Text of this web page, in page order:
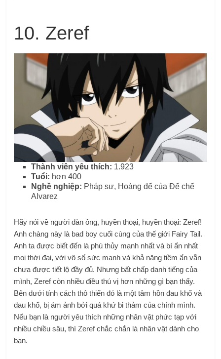
10. Zeref
Thành viên yêu thích: 1.923
Tuổi: hơn 400
Nghề nghiệp: Pháp sư, Hoàng đế của Đế chế
Alvarez
Hãy nói về người đàn ông, huyền thoại, huyền thoại: Zeref!
Anh chàng này là bad boy cuối cùng của thế giới Fairy Tail.
Anh ta được biết đến là phù thủy mạnh nhất và bí ẩn nhất
mọi thời đại, với vô số sức mạnh và khả năng tiềm ẩn vẫn
chưa được tiết lộ đầy đủ. Nhưng bất chấp danh tiếng của
mình, Zeref còn nhiều điều thú vị hơn những gì bạn thấy.
Bên dưới tính cách thô thiển đó là một tâm hồn đau khổ và
đau khổ, bị ám ảnh bởi quá khứ bi thảm của chính mình.
Nếu bạn là người yêu thích những nhân vật phức tạp với
nhiều chiều sâu, thì Zeref chắc chắn là nhân vật dành cho
bạn.